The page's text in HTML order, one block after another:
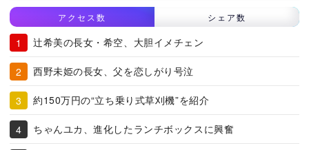
アクセス数 シェア数
辻希美の長女・希空、大胆イメチェン
西野未姫の長女、父を恋しがり号泣
約150万円の“立ち乗り式草刈機”を紹介
ちゃんユカ、進化したランチボックスに興奮